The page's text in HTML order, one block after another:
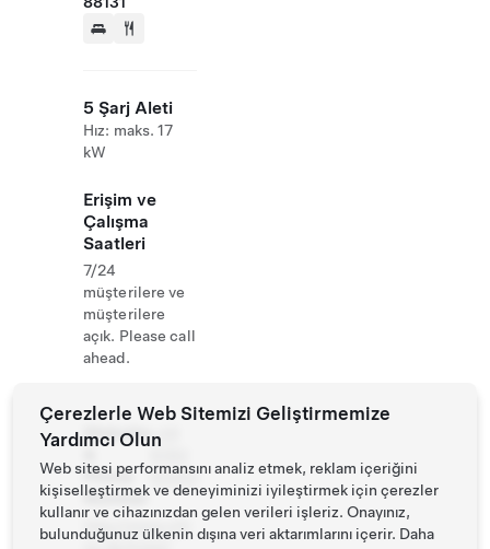
5 Şarj Aleti
Hız: maks. 17
kW
Erişim ve
Çalışma
Saatleri
7/24
müşterilere ve
müşterilere
açık. Please call
ahead.
Website
Phone
Number
+49
93450
http://www.villi
Çerezlerle Web Sitemizi Geliştirmemize
Yardımcı Olun
Web sitesi performansını analiz etmek, reklam içeriğini
kişiselleştirmek ve deneyiminizi iyileştirmek için çerezler
kullanır ve cihazınızdan gelen verileri işleriz. Onayınız,
bulunduğunuz ülkenin dışına veri aktarımlarını içerir. Daha